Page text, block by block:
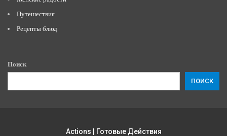
Путешествия
Рецепты блюд
Поиск
ПОИСК
Actions | Готовые Действия